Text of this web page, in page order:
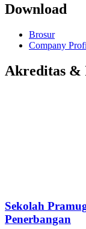
Download
Brosur
Company
Akreditas &
Sekolah
Penerbangan